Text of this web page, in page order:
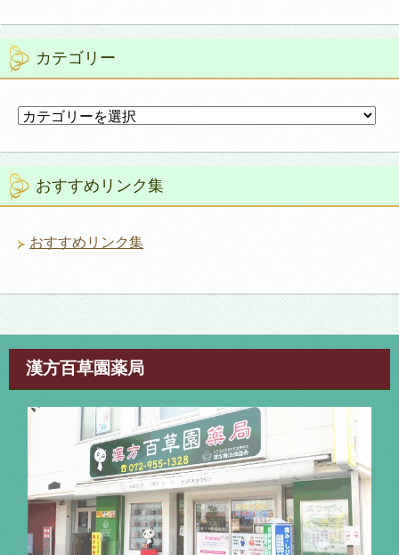
カテゴリー
カ
ゴ
リ
ー おすすめリンク集
おすすめリンク集
漢方百草園薬局